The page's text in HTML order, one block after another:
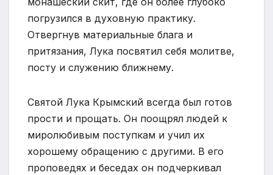
погрузился в духовную практику.
Отвергнув материальные блага и
притязания, Лука посвятил себя молитве,
посту и служению ближнему.
Святой Лука Крымский всегда был готов
прости и прощать. Он поощрял людей к
миролюбивым поступкам и учил их
хорошему обращению с другими. В его
проповедях и беседах он подчеркивал